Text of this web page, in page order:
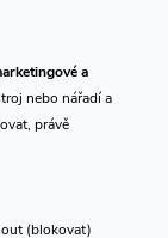
a
nebo nářadí a
právě
(blokovat)